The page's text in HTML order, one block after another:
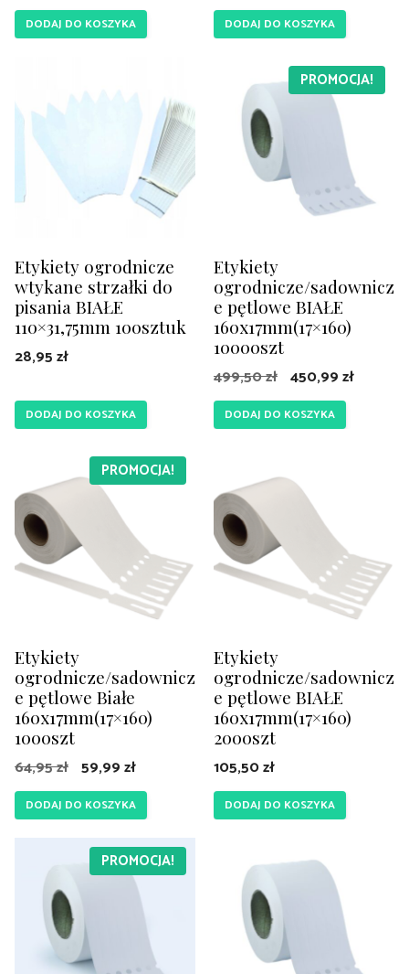
DODAJ DO KOSZYKA DODAJ DO KOSZYKA
Etykiety ogrodnicze
wtykane strzałki do
pisania BIAŁE
110×31,75mm 100sztuk
28,95zł
DODAJ DO KOSZYKA
PROMOCJA!
Etykiety
ogrodnicze/sadownicz
e pętlowe BIAŁE
160x17mm(17×160)
10000szt
499,50zł Pierwotna
cena
wynosiła:
450,99zł
DODAJ DO KOSZYKA
PROMOCJA!
Etykiety
ogrodnicze/sadownicz
e pętlowe Białe
160x17mm(17×160)
1000szt
64,95zł Pierwotna
cena
wynosiła:
59,99złAktualna
cena
wynosi:
DODAJ DO KOSZYKA
Etykiety
ogrodnicze/sadownicz
e pętlowe BIAŁE
160x17mm(17×160)
2000szt
105,50zł
DODAJ DO KOSZYKA
PROMOCJA!